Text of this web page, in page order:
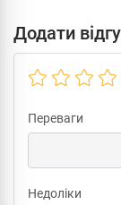
Додати
Переваги
Недоліки